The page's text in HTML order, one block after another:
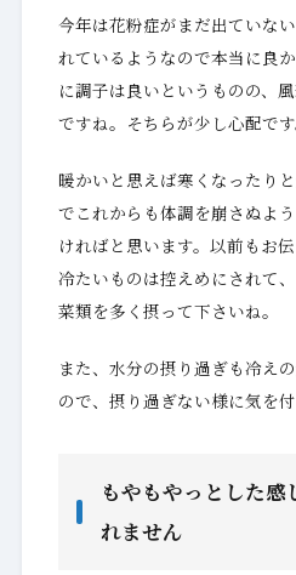
今年は花粉症がまだ出ていな
れているようなので本当に良
に調子は良いというものの、
ですね。そちらが少し心配です
暖かいと思えば寒くなったり
でこれからも体調を崩さぬよ
ければと思います。以前もお
冷たいものは控えめにされて
菜類を多く摂って下さいね。
また、水分の摂り過ぎも冷え
ので、摂り過ぎない様に気を付
もやもやっとした感
れません